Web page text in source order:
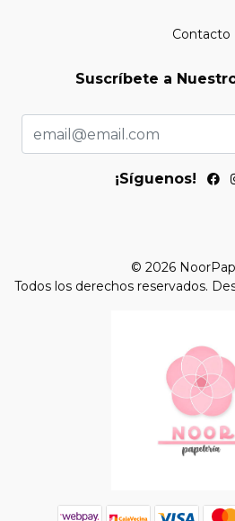
Contacto
Suscríbete a
¡Síguenos!
© 2026
Todos los derechos reservados.